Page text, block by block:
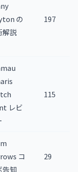
の
解説
197
レビ
115
コ
告知
29